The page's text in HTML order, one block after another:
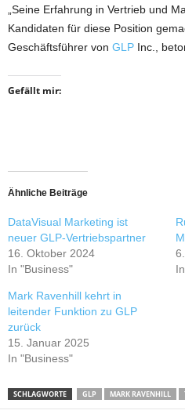
„Seine Erfahrung in Vertrieb und
Kandidaten für diese Position
Geschäftsführer von GLP Inc.,
Gefällt mir:
Ähnliche Beiträge
DataVisual Marketing ist
neuer GLP-Vertriebspartner
16. Oktober 2024
In "Business"
Mark Ravenhill kehrt in
leitender Funktion zu GLP
zurück
15. Januar 2025
In "Business"
SCHLAGWORTE GLP MARK RAVENHILL